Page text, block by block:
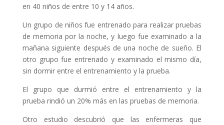
en 40 niños de entre 10 y 14 años.
Un grupo de niños fue entrenado para realizar pruebas
de memoria por la noche, y luego fue examinado a la
mañana siguiente después de una noche de sueño. El
otro grupo fue entrenado y examinado el mismo día,
sin dormir entre el entrenamiento y la prueba.
El grupo que durmió entre el entrenamiento y la
prueba rindió un 20% más en las pruebas de memoria.
Otro estudio descubrió que las enfermeras que